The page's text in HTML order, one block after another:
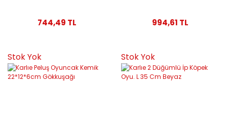
744,49 TL 994,61 TL
Stok Yok Stok Yok